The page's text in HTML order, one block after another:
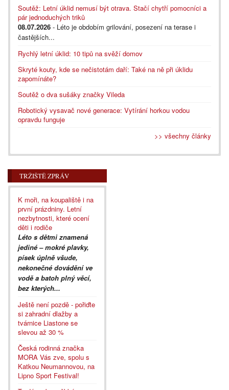
Soutěž: Letní úklid nemusí být otrava. Stačí chytří pomocníci a
pár jednoduchých triků
08.07.2026 - Léto je obdobím grilování, posezení na terase i
častějších...
Rychlý letní úklid: 10 tipů na svěží domov
Skryté kouty, kde se nečistotám daří: Také na ně při úklidu
zapomínáte?
Soutěž o dva sušáky značky Vileda
Robotický vysavač nové generace: Vytírání horkou vodou
opravdu funguje
>> všechny články
TRŽIŠTĚ ZPRÁV
K moři, na koupaliště i na
první prázdniny. Letní
nezbytnosti, které ocení
děti i rodiče
Léto s dětmi znamená
jediné – mokré plavky,
písek úplně všude,
nekonečné dovádění ve
vodě a batoh plný věcí,
bez kterých...
Ještě není pozdě - pořiďte
si zahradní dlažby a
tvárnice Liastone se
slevou až 30 %
Česká rodinná značka
MORA Vás zve, spolu s
Katkou Neumannovou, na
Lipno Sport Festival!